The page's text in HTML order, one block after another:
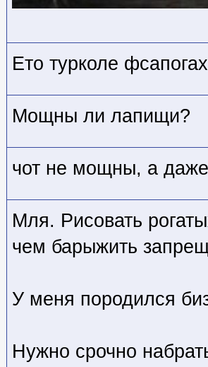
Ето турколе
Мощны ли лапищи?
чот не мощны, а
Мля. Рисовать
чем барыжить
У меня породился
Нужно срочно